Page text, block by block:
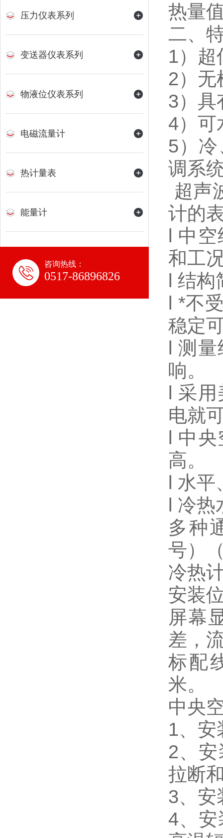
压力仪表系列
变送器仪表系列
物液位仪表系列
电磁流量计
热计量表
能量计
咨询热线：
0517-86896826
热量
二、
1）超
2）无
3）具
4）可
5）
调系
超声
计的
l 中
和工
l 结构
l *不
稳定
l 测
响。
l 采
电就
l 中
高。
l 水平
l 冷热
多种
号）
冷热
安装
屏幕
差，
标配
米。
中央
1、
2、
拉断
3、安
4、